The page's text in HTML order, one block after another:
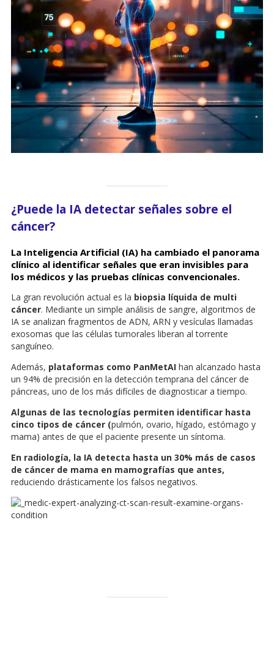
¿Puede la IA detectar señales sobre el
cáncer?
La Inteligencia Artificial (IA) ha cambiado el panorama
clínico al identificar señales que eran invisibles para
los médicos y las pruebas clínicas convencionales.
La gran revolución actual es la biopsia líquida de multi
cáncer. Mediante un simple análisis de sangre, algoritmos de
IA se analizan fragmentos de ADN, ARN y vesículas llamadas
exosomas que las células tumorales liberan al torrente
sanguíneo.
Además, plataformas como PanMetAI han alcanzado hasta
un 94% de precisión en la detección temprana del cáncer de
páncreas, uno de los más difíciles de diagnosticar a tiempo.
Algunas de las tecnologías permiten identificar hasta
cinco tipos de cáncer (pulmón, ovario, hígado, estómago y
mama) antes de que el paciente presente un síntoma.
En radiología, la IA detecta hasta un 30% más de casos
de cáncer de mama en mamografías que antes,
reduciendo drásticamente los falsos negativos.